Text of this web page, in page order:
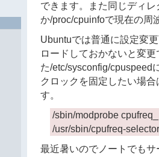
できます。また同じディ
か/proc/cpuinfoで現在の周
Ubuntuでは普通に設定変
ロードしておかないと変
た/etc/sysconfig/cpuspeed
クロックを固定したい場
す。
/sbin/modprobe
/usr/sbin/cpufreq-
最近暑いのでノートでも